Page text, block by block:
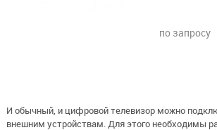
по запросу
И обычный, и цифровой телевизор можно
внешним устройствам. Для этого необходимы